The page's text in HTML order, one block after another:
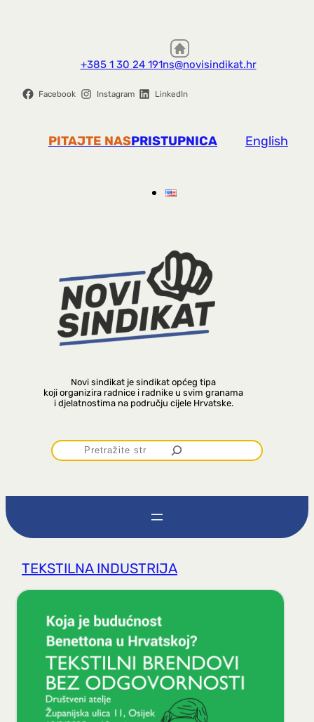
+385 1 30 24 191ns@novisindikat.hr
Facebook Instagram LinkedIn
PITAJTE NASPRISTUPNICA English
Novi sindikat je sindikat općeg tipa
koji organizira radnice i radnike u svim granama
i djelatnostima na području cijele Hrvatske.
P
r
t
r
a
g
a
TEKSTILNA INDUSTRIJA